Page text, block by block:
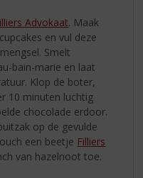
Advokaat. Maak
en vul deze
Smelt
bain-marie en laat
Klop de boter,
10 minuten luchtig
chocolade erdoor.
op de gevulde
een beetje Filliers
van hazelnoot toe.